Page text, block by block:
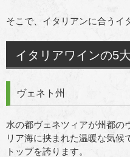
そこで、イタリアンに合うイ
イタリアワインの5
ヴェネト州
水の都ヴェネツィアが州都の
リア海に挟まれた温暖な気候
トップを誇ります。